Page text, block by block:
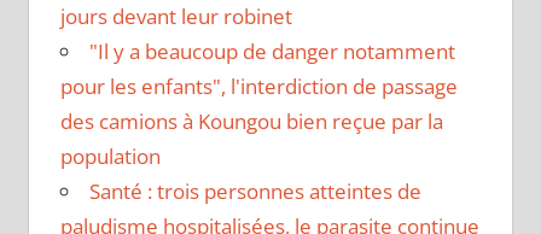
jours devant leur robinet
"Il y a beaucoup de danger notamment
pour les enfants", l'interdiction de passage
des camions à Koungou bien reçue par la
population
Santé : trois personnes atteintes de
paludisme hospitalisées, le parasite continue